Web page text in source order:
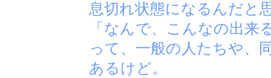
息切れ状態になるんだと
「なんで、こんなの出来
って、一般の人たちや、
あるけど。